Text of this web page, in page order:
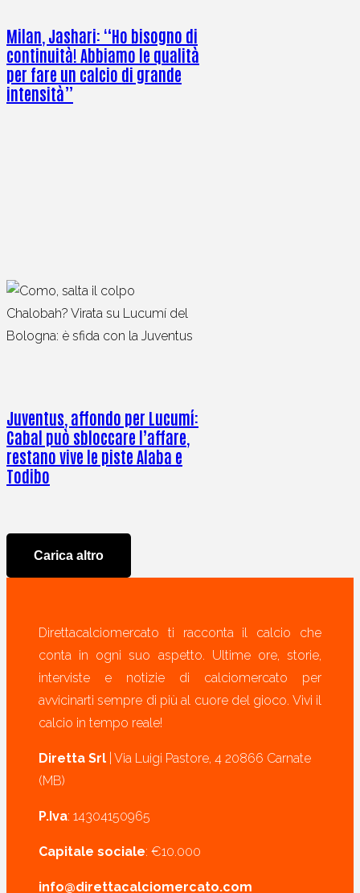
Milan, Jashari: “Ho bisogno di
continuità! Abbiamo le qualità
per fare un calcio di grande
intensità”
Juventus, affondo per Lucumí:
Cabal può sbloccare l’affare,
restano vive le piste Alaba e
Todibo
Carica altro
Direttacalciomercato ti racconta il calcio che
conta in ogni suo aspetto. Ultime ore, storie,
interviste e notizie di calciomercato per
avvicinarti sempre di più al cuore del gioco. Vivi il
calcio in tempo reale!
Diretta Srl | Via Luigi Pastore, 4 20866 Carnate
(MB)
P.Iva: 14304150965
Capitale sociale: €10.000
info@direttacalciomercato.com